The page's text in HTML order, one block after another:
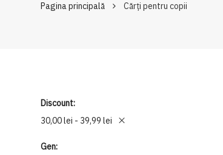
Pagina principală Cărți pentru copii
Discount
30,00 lei - 39,99 lei
Gen